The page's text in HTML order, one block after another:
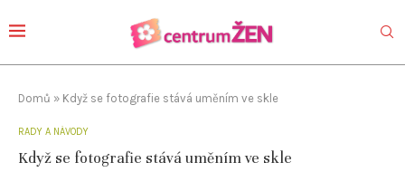
Domů » Když se fotografie stává uměním ve skle
RADY A NÁVODY
Když se fotografie stává uměním ve skle